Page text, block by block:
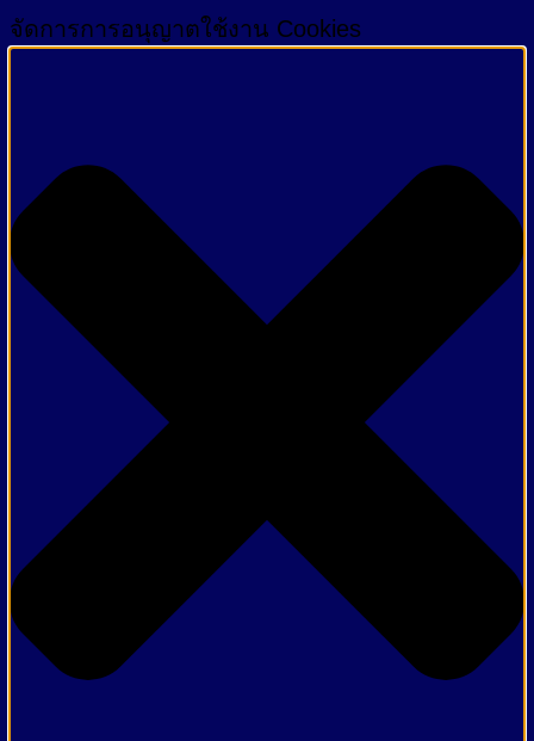
จัดการการอนุญาตใช้งาน Cookies